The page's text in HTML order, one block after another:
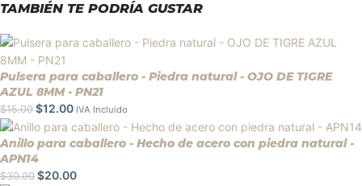
TAMBIÉN TE PODRÍA GUSTAR
Pulsera para caballero - Piedra natural - OJO DE TIGRE
AZUL 8MM - PN21
$15.00 $12.00 IVA Incluido
Anillo para caballero - Hecho de acero con piedra natural -
APN14
$30.00 $20.00